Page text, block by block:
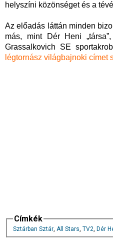
helyszíni közönséget és a
Az előadás láttán minden
más, mint Dér Heni
Grassalkovich SE
légtornász világbajnoki címet
Címkék
Sztárban Sztár, All Stars, TV2, Dér